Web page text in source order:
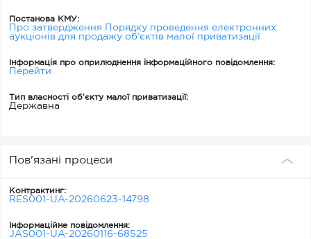
Постанова КМУ:
Про затвердження Порядку проведення електронних
аукціонів для продажу об’єктів малої приватизації
Інформація про оприлюднення інформаційного повідомлення:
Перейти
Тип власності об’єкту малої приватизації:
Державна
Пов'язані процеси
Контрактинг:
RES001-UA-20260623-14798
Інформаційне повідомлення:
JAS001-UA-20260116-68525